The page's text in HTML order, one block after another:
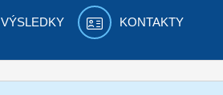
VÝSLEDKY KONTAKTY